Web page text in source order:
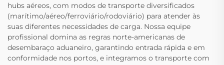
hubs aéreos, com modos de transporte diversificados
(marítimo/aéreo/ferroviário/rodoviário) para atender às
suas diferentes necessidades de carga. Nossa equipe
profissional domina as regras norte-americanas de
desembaraço aduaneiro, garantindo entrada rápida e em
conformidade nos portos, e integramos o transporte com